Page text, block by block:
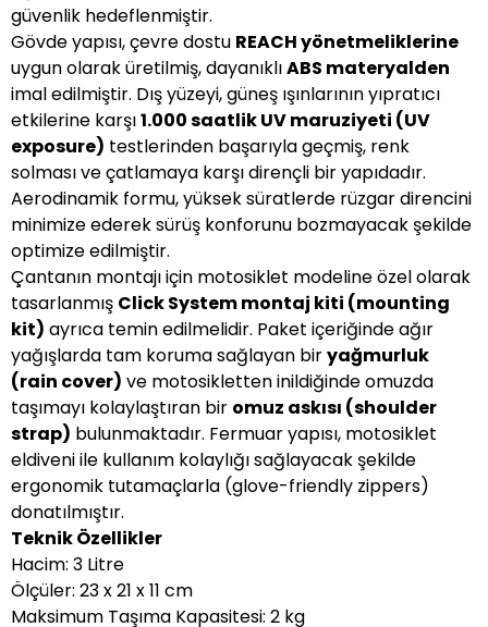
güvenlik hedeflenmiştir.
Gövde yapısı, çevre dostu REACH yönetmeliklerine
uygun olarak üretilmiş, dayanıklıABS materyalden
imal edilmiştir. Dış yüzeyi, güneş ışınlarının yıpratıcı
etkilerine karşı1.000 saatlik UV maruziyeti (UV
exposure) testlerinden başarıyla geçmiş, renk
solması ve çatlamaya karşı dirençli bir yapıdadır.
Aerodinamik formu, yüksek süratlerde rüzgar direncini
minimize ederek sürüş konforunu bozmayacak şekilde
optimize edilmiştir.
Çantanın montajı için motosiklet modeline özel olarak
tasarlanmış Click System montaj kiti (mounting
kit) ayrıca temin edilmelidir. Paket içeriğinde ağır
yağışlarda tam koruma sağlayan biryağmurluk
(rain cover) ve motosikletten inildiğinde omuzda
taşımayı kolaylaştıran bir omuz askısı (shoulder
strap) bulunmaktadır. Fermuar yapısı, motosiklet
eldiveni ile kullanım kolaylığı sağlayacak şekilde
ergonomik tutamaçlarla (glove-friendly zippers)
donatılmıştır.
Teknik Özellikler
Hacim: 3 Litre
Ölçüler: 23 x 21 x 11 cm
Maksimum Taşıma Kapasitesi: 2 kg